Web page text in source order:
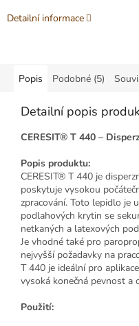
Detailní informace
Popis Podobné (5)
Detailní popis
CERESIT® T 440 –
Popis produktu:
CERESIT® T 440 je
poskytuje vysokou
zpracování. Toto lepidlo je
podlahových krytin se
netkaných a latexových
Je vhodné také pro
nejvyšší požadavky na
T 440 je ideální pro
vysoká konečná pevnost a
Použití: